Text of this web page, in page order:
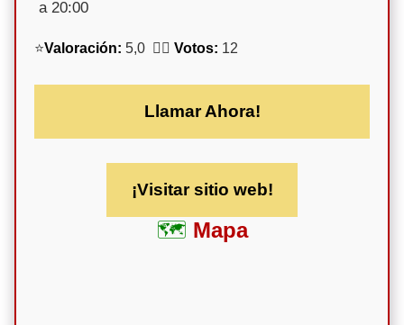
a 20:00
⭐Valoración: 5,0 🕵️‍♀️ Votos: 12
Llamar Ahora!
¡Visitar sitio web!
Mapa